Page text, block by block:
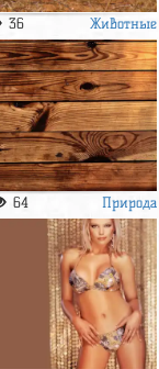
36 Животные
64 Природа